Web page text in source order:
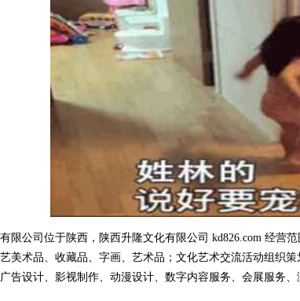
限公司位于陕西，陕西升隆文化有限公司 kd826.com 经营
美术品、收藏品、字画、艺术品；文化艺术交流活动组织
告设计、影视制作、动漫设计、数字内容服务、会展服务